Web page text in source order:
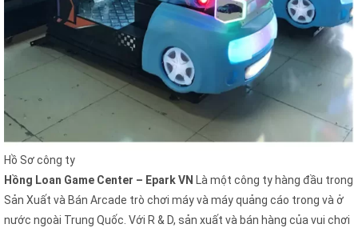
Hồ Sơ công ty
Hồng Loan Game Center – Epark VN Là một công ty hàng đầu trong
Sản Xuất và Bán Arcade trò chơi máy và máy quảng cáo trong và ở
nước ngoài Trung Quốc. Với R & D, sản xuất và bán hàng của vui chơi